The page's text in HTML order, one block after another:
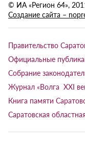
© ИА «Регион 64»,
Создание сайта –
Правительство
Официальные
Собрание
Журнал «Волга XXI
Книга памяти
Саратовская